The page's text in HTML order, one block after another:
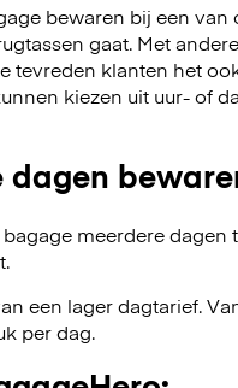
bewaren bij een van
gaat. Met
tevreden klanten het
kiezen uit uur- of
dagen
meerdere dagen
een lager dagtarief.
per dag.